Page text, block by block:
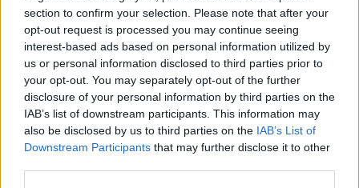
section to confirm your selection. Please note that after your
opt-out request is processed you may continue seeing
interest-based ads based on personal information utilized by
us or personal information disclosed to third parties prior to
your opt-out. You may separately opt-out of the further
disclosure of your personal information by third parties on the
IAB’s list of downstream participants. This information may
also be disclosed by us to third parties on the IAB’s List of
Downstream Participants that may further disclose it to other
uvode herbicid u svoju baštu, postoji „rješenje za ubijanje
mahovine“ i proces se lako može obaviti kod kuće.
Stručnjaci su rekli: „Možete pomiješati sodu bikarbonu sa
mlakom vodom da biste stvorili efikasan herbicid koji će
odlično funkcionisati u ubijanju mahovine.“